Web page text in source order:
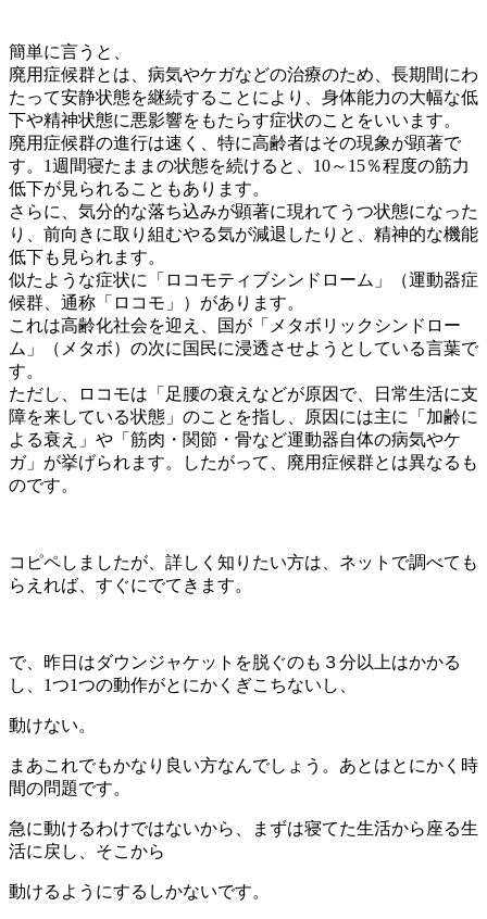
簡単に言うと、
廃用症候群とは、病気やケガなどの治療のため、長期間にわ
たって安静状態を継続することにより、身体能力の大幅な低
下や精神状態に悪影響をもたらす症状のことをいいます。
廃用症候群の進行は速く、特に高齢者はその現象が顕著で
す。1週間寝たままの状態を続けると、10～15％程度の筋力
低下が見られることもあります。
さらに、気分的な落ち込みが顕著に現れてうつ状態になった
り、前向きに取り組むやる気が減退したりと、精神的な機能
低下も見られます。
似たような症状に「ロコモティブシンドローム」（運動器症
候群、通称「ロコモ」）があります。
これは高齢化社会を迎え、国が「メタボリックシンドロー
ム」（メタボ）の次に国民に浸透させようとしている言葉で
す。
ただし、ロコモは「足腰の衰えなどが原因で、日常生活に支
障を来している状態」のことを指し、原因には主に「加齢に
よる衰え」や「筋肉・関節・骨など運動器自体の病気やケ
ガ」が挙げられます。したがって、廃用症候群とは異なるも
のです。
コピペしましたが、詳しく知りたい方は、ネットで調べても
らえれば、すぐにでてきます。
で、昨日はダウンジャケットを脱ぐのも３分以上はかかる
し、1つ1つの動作がとにかくぎこちないし、
動けない。
まあこれでもかなり良い方なんでしょう。あとはとにかく時
間の問題です。
急に動けるわけではないから、まずは寝てた生活から座る生
活に戻し、そこから
動けるようにするしかないです。